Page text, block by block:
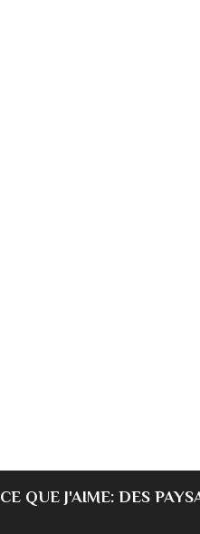
CE QUE J'AIME: DES